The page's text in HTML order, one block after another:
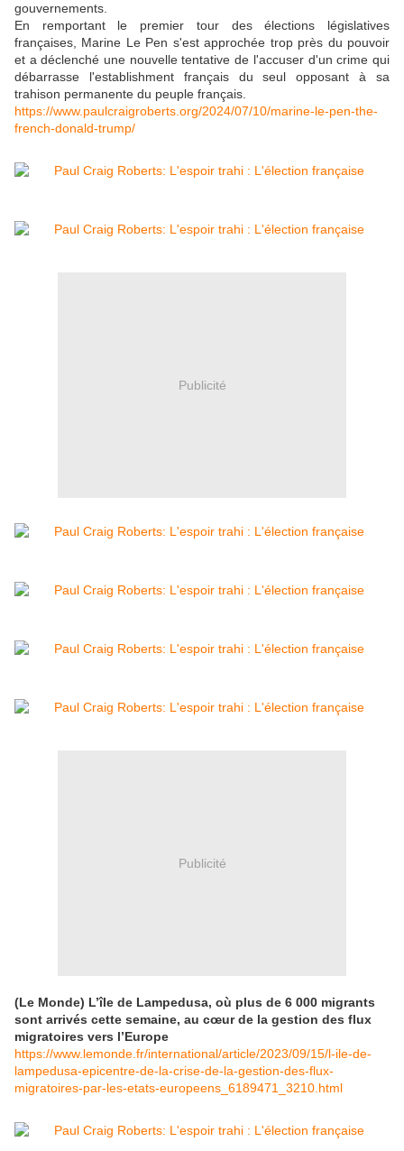
gouvernements.
En remportant le premier tour des élections législatives
françaises, Marine Le Pen s'est approchée trop près du pouvoir
et a déclenché une nouvelle tentative de l'accuser d'un crime qui
débarrasse l'establishment français du seul opposant à sa
trahison permanente du peuple français.
https://www.paulcraigroberts.org/2024/07/10/marine-le-pen-the-
french-donald-trump/
Publicité
Publicité
(Le Monde) L’île de Lampedusa, où plus de 6 000 migrants
sont arrivés cette semaine, au cœur de la gestion des flux
migratoires vers l’Europe
https://www.lemonde.fr/international/article/2023/09/15/l-ile-de-
lampedusa-epicentre-de-la-crise-de-la-gestion-des-flux-
migratoires-par-les-etats-europeens_6189471_3210.html